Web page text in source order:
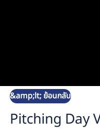
&amp;lt; ย้อนกลับ
Pitching Day